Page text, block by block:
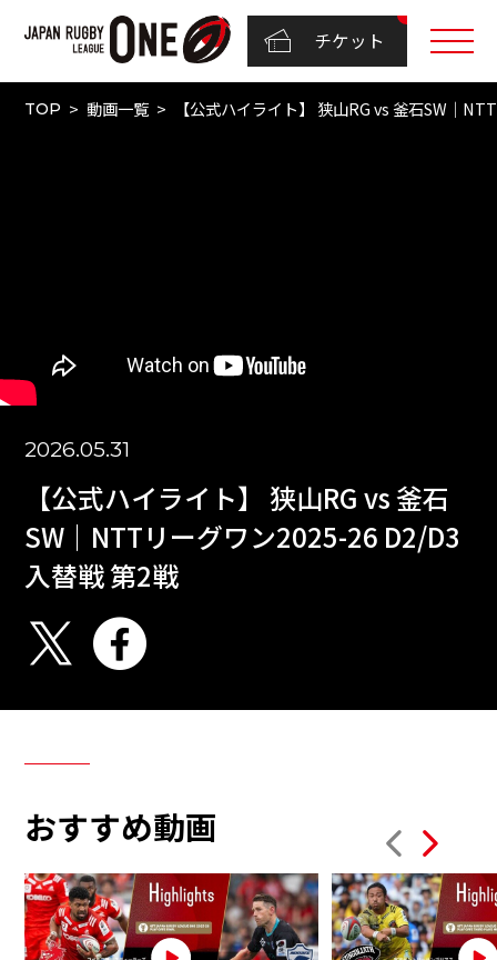
チケット
TOP 動画一覧 【公式ハイライト】 狭山RG vs 釜石SW｜
2026.05.31
【公式ハイライト】 狭山RG vs 釜石
SW｜NTTリーグワン2025-26 D2/D3
入替戦 第2戦
おすすめ動画